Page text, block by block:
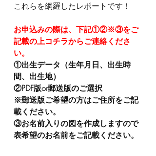
これらを網羅したレポートです！
お申込みの際は、下記①②※③をご
記載の上コチラからご連絡くださ
い。
①出生データ（生年月日、出生時
間、出生地）
②PDF版or郵送版のご選択
※郵送版ご希望の方はご住所をご記
載ください。
③お名前入りの図を作成しますので
表希望のお名前をご記載ください。